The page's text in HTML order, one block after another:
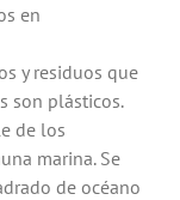
en
y residuos que
son plásticos.
de los
marina. Se
de océano